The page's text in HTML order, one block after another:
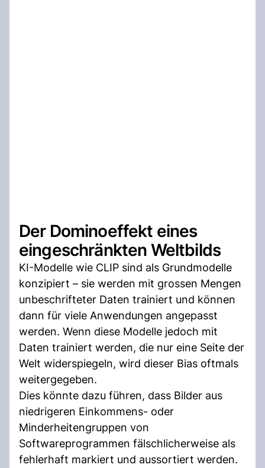
Der Dominoeffekt eines
eingeschränkten Weltbilds
KI-Modelle wie CLIP sind als Grundmodelle
konzipiert – sie werden mit grossen Mengen
unbeschrifteter Daten trainiert und können
dann für viele Anwendungen angepasst
werden. Wenn diese Modelle jedoch mit
Daten trainiert werden, die nur eine Seite der
Welt widerspiegeln, wird dieser Bias oftmals
weitergegeben.
Dies könnte dazu führen, dass Bilder aus
niedrigeren Einkommens- oder
Minderheitengruppen von
Softwareprogrammen fälschlicherweise als
fehlerhaft markiert und aussortiert werden.